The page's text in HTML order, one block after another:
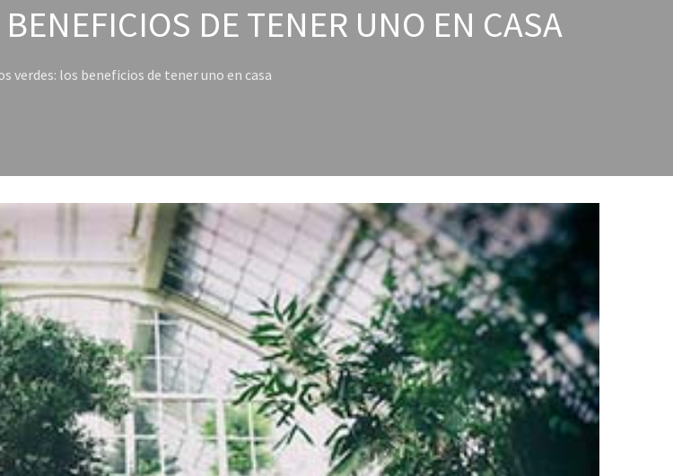
DE TENER UNO EN CASA
verdes: los beneficios de tener uno en casa